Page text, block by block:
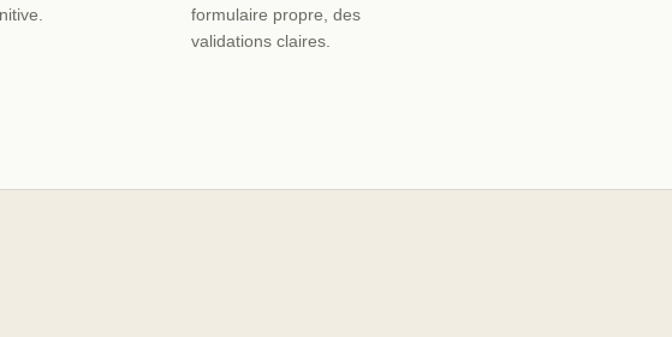
formulaire propre, des
validations claires.